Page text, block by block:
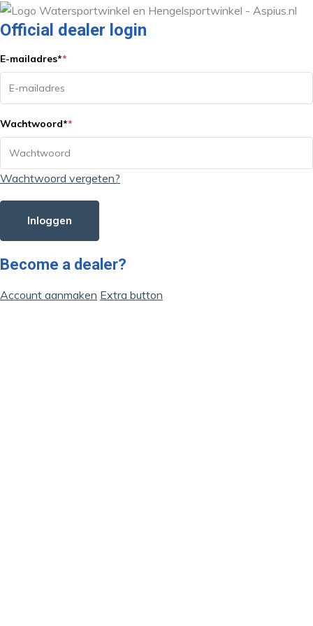
Official dealer login
E-mailadres**
Wachtwoord**
Wachtwoord vergeten?
Inloggen
Become a dealer?
Account aanmaken Extra button